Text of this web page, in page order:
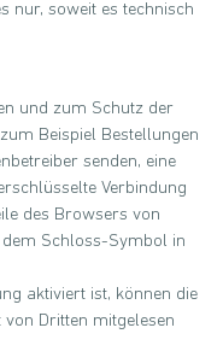
nur, soweit es technisch
und zum Schutz der
Beispiel Bestellungen
senden, eine
Verbindung
des Browsers von
Schloss-Symbol in
aktiviert ist, können die
Dritten mitgelesen